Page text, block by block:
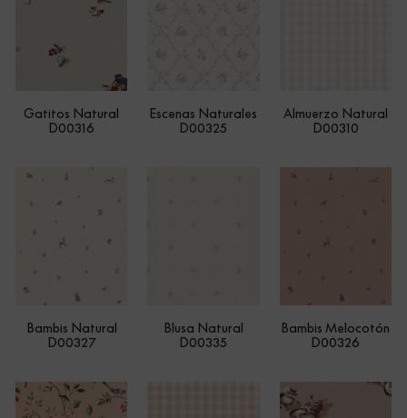
Gatitos Natural
D00316
Escenas Naturales
D00325
Almuerzo Natural
D00310
Bambis Natural
D00327
Blusa Natural
D00335
Bambis Melocotón
D00326